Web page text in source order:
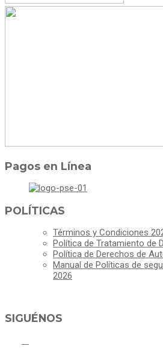
Pagos en Línea
POLÍTICAS
Términos y Condiciones
Política de Tratamiento de
Política de Derechos de
Manual de Políticas de
2026
SIGUÉNOS